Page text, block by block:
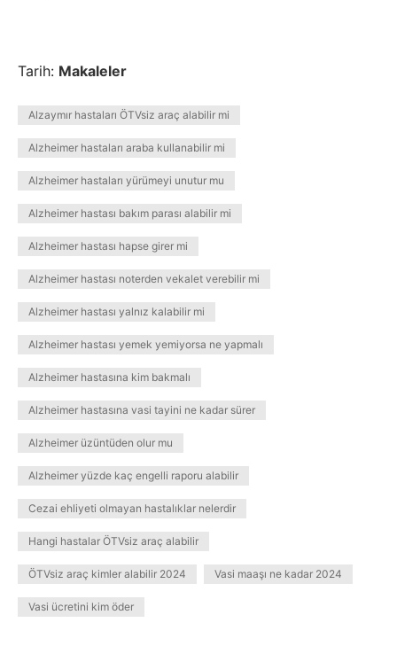
Tarih: Makaleler
Alzaymır hastaları ÖTVsiz araç alabilir mi
Alzheimer hastaları araba kullanabilir mi
Alzheimer hastaları yürümeyi unutur mu
Alzheimer hastası bakım parası alabilir mi
Alzheimer hastası hapse girer mi
Alzheimer hastası noterden vekalet verebilir mi
Alzheimer hastası yalnız kalabilir mi
Alzheimer hastası yemek yemiyorsa ne yapmalı
Alzheimer hastasına kim bakmalı
Alzheimer hastasına vasi tayini ne kadar sürer
Alzheimer üzüntüden olur mu
Alzheimer yüzde kaç engelli raporu alabilir
Cezai ehliyeti olmayan hastalıklar nelerdir
Hangi hastalar ÖTVsiz araç alabilir
ÖTVsiz araç kimler alabilir 2024 Vasi maaşı ne kadar 2024
Vasi ücretini kim öder